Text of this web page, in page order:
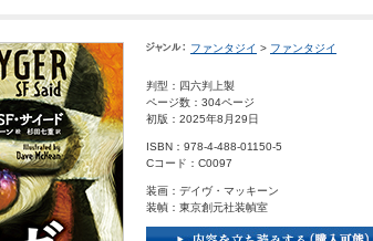
ファンタジイ > ファンタジイ
判型：四六判上製
ページ数：304ページ
初版：2025年8月29日
ISBN：978-4-488-01150-5
Cコード：C0097
装画：デイヴ・マッキーン
装幀：東京創元社装幀室